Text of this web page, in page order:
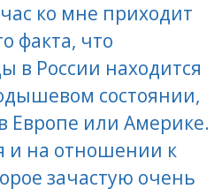
ко мне приходит
факта, что
в России находится
состоянии,
Европе или Америке.
и на отношении к
зачастую очень